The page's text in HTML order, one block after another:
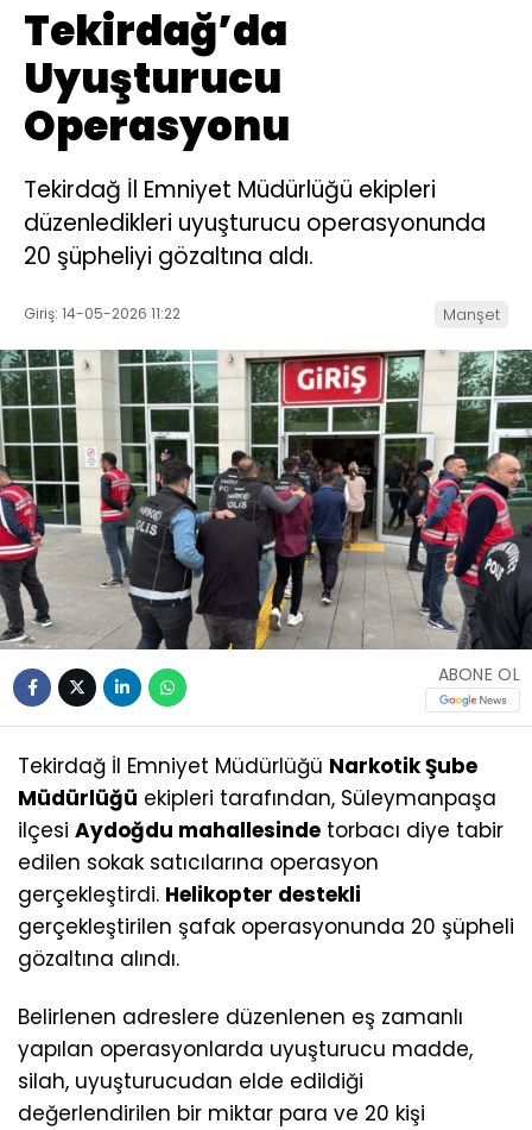
Tekirdağ’da
Uyuşturucu
Operasyonu
Tekirdağ İl Emniyet Müdürlüğü ekipleri
düzenledikleri uyuşturucu operasyonunda
20 şüpheliyi gözaltına aldı.
Giriş: 14-05-2026 11:22 Manşet
ABONE OL
Tekirdağ İl Emniyet Müdürlüğü Narkotik Şube
Müdürlüğü ekipleri tarafından, Süleymanpaşa
ilçesi Aydoğdu mahallesinde torbacı diye tabir
edilen sokak satıcılarına operasyon
gerçekleştirdi. Helikopter destekli
gerçekleştirilen şafak operasyonunda 20 şüpheli
gözaltına alındı.
Belirlenen adreslere düzenlenen eş zamanlı
yapılan operasyonlarda uyuşturucu madde,
silah, uyuşturucudan elde edildiği
değerlendirilen bir miktar para ve 20 kişi